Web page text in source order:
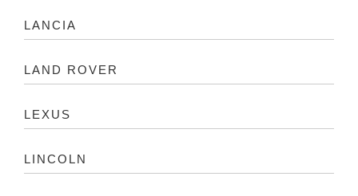
LANCIA
LAND ROVER
LEXUS
LINCOLN